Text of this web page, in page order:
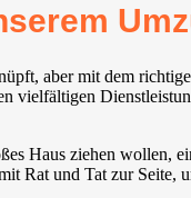
aber mit dem
vielfältigen
Haus ziehen wollen,
Rat und Tat zur Seite,